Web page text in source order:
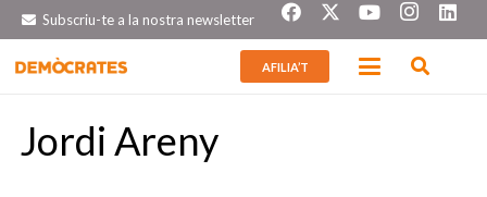
Subscriu-te a la nostra newsletter
AFILIA’T
Jordi Areny